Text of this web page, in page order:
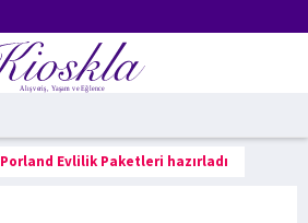
Porland Evlilik Paketleri hazırladı